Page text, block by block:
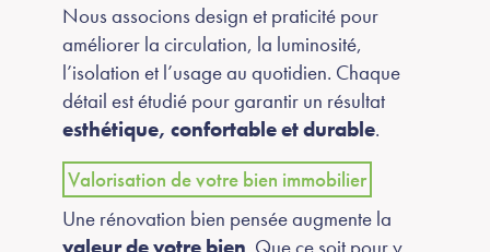
Nous associons design et praticité pour
améliorer la circulation, la luminosité,
l’isolation et l’usage au quotidien. Chaque
détail est étudié pour garantir un résultat
esthétique, confortable et durable.
Valorisation de votre bien immobilier
Une rénovation bien pensée augmente la